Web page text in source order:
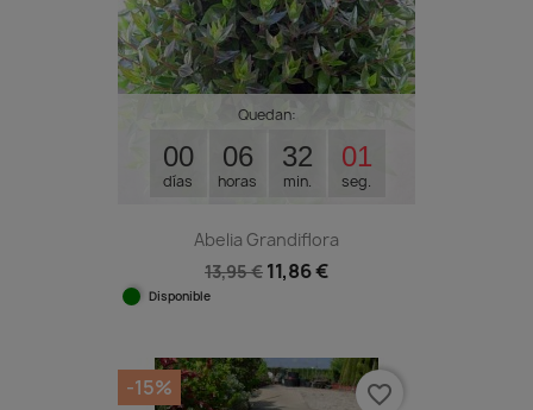
Quedan:
00
días
06
horas
32
min.
00
seg.
Abelia Grandiflora
13,95 € 11,86 €
Disponible
-15% favorite_border